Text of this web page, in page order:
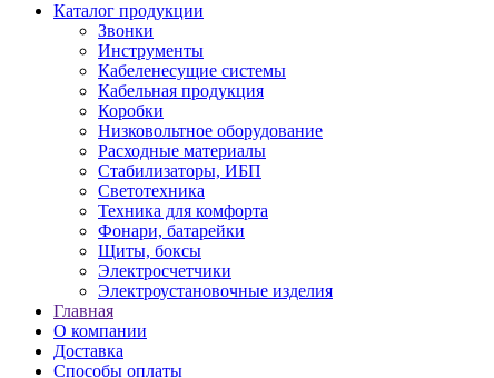
Каталог продукции
Звонки
Инструменты
Кабеленесущие системы
Кабельная продукция
Коробки
Низковольтное оборудование
Расходные материалы
Стабилизаторы, ИБП
Светотехника
Техника для комфорта
Фонари, батарейки
Щиты, боксы
Электросчетчики
Электроустановочные изделия
Главная
О компании
Доставка
Способы оплаты